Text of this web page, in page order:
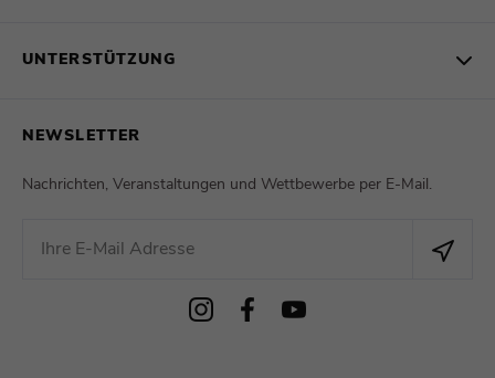
UNTERSTÜTZUNG
NEWSLETTER
Nachrichten, Veranstaltungen und Wettbewerbe per E-Mail.